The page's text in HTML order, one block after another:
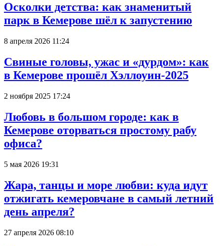
Осколки детства: как знаменитый
парк в Кемерове шёл к запустению
8 апреля 2026 11:24
Свиные головы, ужас и «дурдом»: как
в Кемерове прошёл Хэллоуин-2025
2 ноября 2025 17:24
Любовь в большом городе: как в
Кемерове оторваться простому рабу
офиса?
5 мая 2026 19:31
Жара, танцы и море любви: куда идут
отжигать кемеровчане в самый летний
день апреля?
27 апреля 2026 08:10